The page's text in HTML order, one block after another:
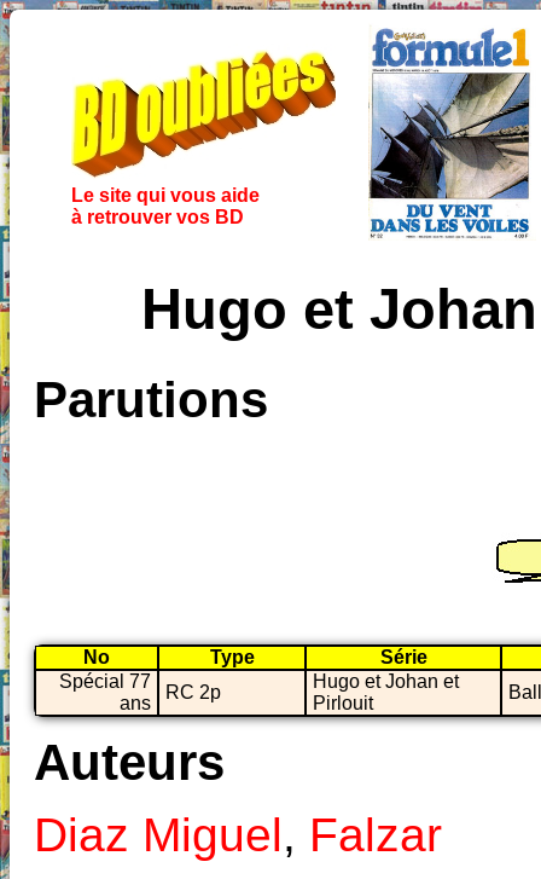
Le site qui vous aide
à retrouver vos BD
Hugo et
Parutions
No Type
Série
Spécial 77
ans
RC 2p
Hugo et Johan et
Pirlouit
Auteurs
Diaz Miguel, Falzar